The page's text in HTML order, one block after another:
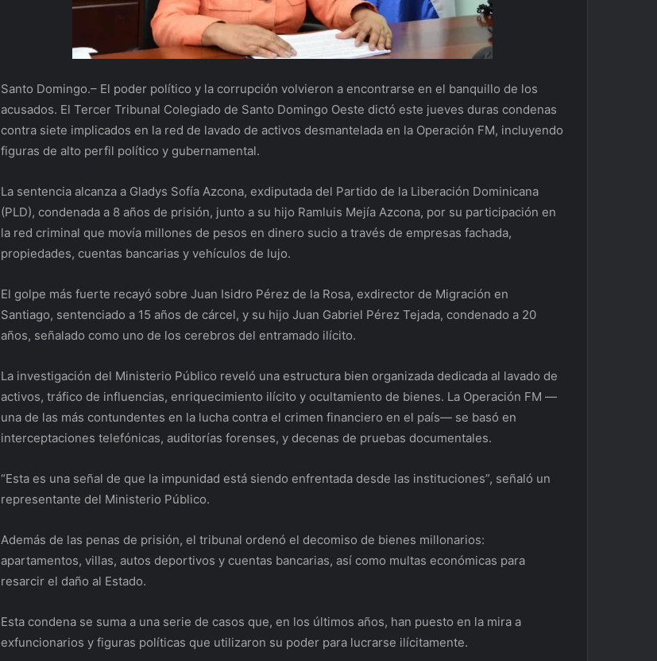
Santo Domingo.– El poder político y la corrupción volvieron a encontrarse en el banquillo de los
acusados. El Tercer Tribunal Colegiado de Santo Domingo Oeste dictó este jueves duras condenas
contra siete implicados en la red de lavado de activos desmantelada en la Operación FM, incluyendo
figuras de alto perfil político y gubernamental.
La sentencia alcanza a Gladys Sofía Azcona, exdiputada del Partido de la Liberación Dominicana
(PLD), condenada a 8 años de prisión, junto a su hijo Ramluis Mejía Azcona, por su participación en
la red criminal que movía millones de pesos en dinero sucio a través de empresas fachada,
propiedades, cuentas bancarias y vehículos de lujo.
El golpe más fuerte recayó sobre Juan Isidro Pérez de la Rosa, exdirector de Migración en
Santiago, sentenciado a 15 años de cárcel, y su hijo Juan Gabriel Pérez Tejada, condenado a 20
años, señalado como uno de los cerebros del entramado ilícito.
La investigación del Ministerio Público reveló una estructura bien organizada dedicada al lavado de
activos, tráfico de influencias, enriquecimiento ilícito y ocultamiento de bienes. La Operación FM —
una de las más contundentes en la lucha contra el crimen financiero en el país— se basó en
interceptaciones telefónicas, auditorías forenses, y decenas de pruebas documentales.
“Esta es una señal de que la impunidad está siendo enfrentada desde las instituciones”, señaló un
representante del Ministerio Público.
Además de las penas de prisión, el tribunal ordenó el decomiso de bienes millonarios:
apartamentos, villas, autos deportivos y cuentas bancarias, así como multas económicas para
resarcir el daño al Estado.
Esta condena se suma a una serie de casos que, en los últimos años, han puesto en la mira a
exfuncionarios y figuras políticas que utilizaron su poder para lucrarse ilícitamente.